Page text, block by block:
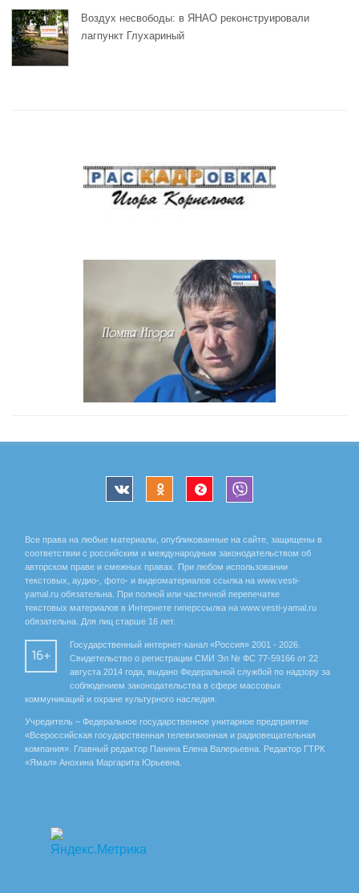
Воздух несвободы: в ЯНАО реконструировали
лагпункт Глухариный
Все права на любые материалы, опубликованные на сайте, защищены в
соответствии с российским и международным законодательством об
авторском праве и смежных правах. При любом использовании
текстовых, аудио-, фото- и видеоматериалов ссылка на www.vesti-
yamal.ru обязательна. При полной или частичной перепечатке
текстовых материалов в Интернете гиперссылка на www.vesti-yamal.ru
обязательна. Для лиц старше 16 лет.
16+
Государственный интернет-канал «Россия» 2001 - 2026.
Свидетельство о регистрации СМИ Эл № ФС 77-59166 от 22
августа 2014 года, выдано Федеральной службой по надзору за
соблюдением законодательства в сфере массовых
коммуникаций и охране культурного наследия.
Учредитель – Федеральное государственное унитарное предприятие
«Всероссийская государственная телевизионная и радиовещательная
компания». Главный редактор Панина Елена Валерьевна. Редактор ГТРК
«Ямал» Анохина Маргарита Юрьевна.